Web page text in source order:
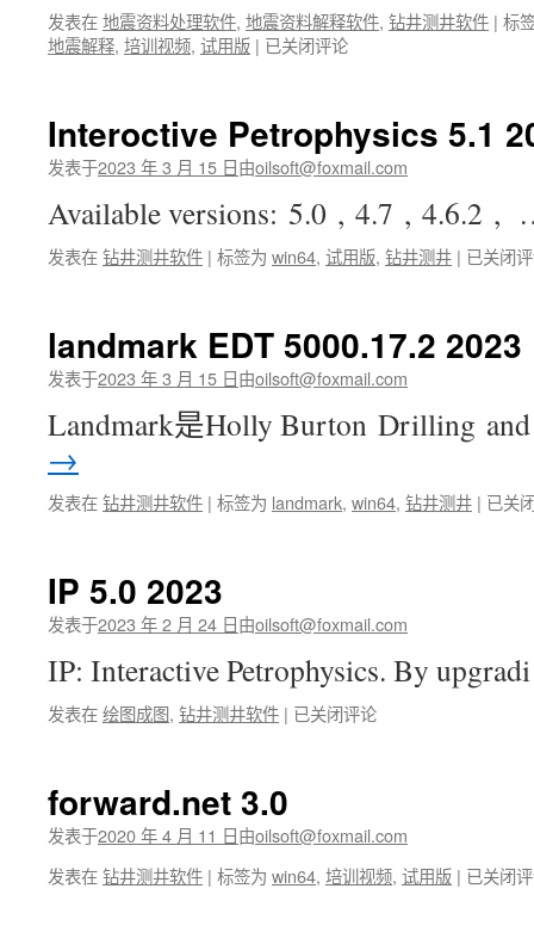
发表在地震资料处理软件, 地震资料解释软件, 钻井测井软件 | 标
地震解释, 培训视频, 试用版 | Paradigm
已关闭评论
Interoctive Petrophysics 5.1
发表于2023 年 3 月 15 日由oilsoft@foxmail.com
Available versions: 5.0 , 4.7 , 4.6.2
发表在钻井测井软件 | 标签为 win64, 试用版, 钻井测井 | 已关闭
landmark EDT 5000.17.2 2023
发表于2023 年 3 月 15 日由oilsoft@foxmail.com
Landmark是Holly Burton Drilling
→
发表在钻井测井软件 | 标签为 landmark, win64, 钻井测井 | 已关
IP 5.0 2023
发表于2023 年 2 月 24 日由oilsoft@foxmail.com
IP: Interactive Petrophysics. By
发表在绘图成图, 钻井测井软件 | IP
已关闭评论
forward.net 3.0
发表于2020 年 4 月 11 日由oilsoft@foxmail.com
发表在钻井测井软件 | 标签为 win64, 培训视频, 试用版 | 已关闭